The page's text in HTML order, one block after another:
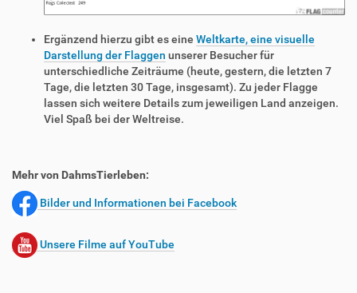
Ergänzend hierzu gibt es eine Weltkarte, eine visuelle
Darstellung der Flaggen unserer Besucher für
unterschiedliche Zeiträume (heute, gestern, die letzten 7
Tage, die letzten 30 Tage, insgesamt). Zu jeder Flagge
lassen sich weitere Details zum jeweiligen Land anzeigen.
Viel Spaß bei der Weltreise.
Mehr von DahmsTierleben:
Bilder und Informationen bei Facebook
Unsere Filme auf YouTube